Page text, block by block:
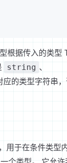
根据传入的类型
string 、
应的类型字符串
用于在条件类型